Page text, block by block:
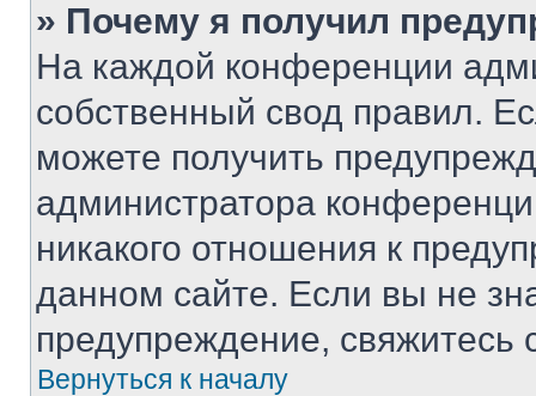
» Почему я получил
На каждой конференции
собственный свод правил.
можете получить
администратора
никакого отношения к
данном сайте. Если вы не
предупреждение,
Вернуться к началу